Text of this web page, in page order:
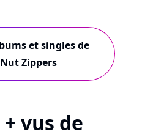
et singles de
Zippers
vus de